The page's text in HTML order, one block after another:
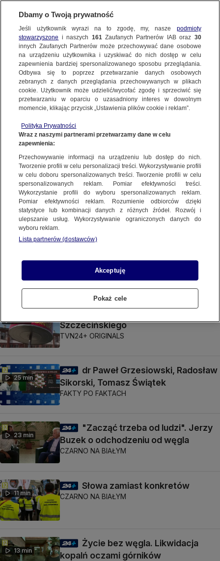
Wszystkie materiały wideo
23 min
Konsultant wojewódzki:
najbardziej boję się takiej sytuacji, jaka
była we Włoszech
TVN24+ ORIGINALS
14 min
"Delfin jest na mieliźnie"
12 min
Rząd chce oszczędzać na tych,
którzy. zarabiają najmniej 8.10.2020
CZARNO NA BIAŁYM
11 min CZARNO NA BIAŁYM
2 min
Szczecińskiego
TVN24+ ORIGINALS
25 min
dr Paweł Grzesiowski, Radosław
Sikorski, Tomasz Świątek
FAKTY PO FAKTACH
23 min
"Zacząć trzeba od ludzi". Jerzy
Buzek o odchodzeniu od węgla
CZARNO NA BIAŁYM
11 min
Słowa zamiast konkretów
CZARNO NA BIAŁYM
13 min
Życie bez węgla. Likwidacja
kopalń oczami górników
Dbamy o Twoją prywatność
Jeśli użytkownik wyrazi na to zgodę, my, nasze podmioty
stowarzyszone i naszych 161Zaufanych Partnerów IAB oraz 30
innych Zaufanych Partnerów może przechowywać dane osobowe
na urządzeniu użytkownika i uzyskiwać do nich dostęp w celu
zapewnienia bardziej spersonalizowanego sposobu przeglądania.
Odbywa się to poprzez przetwarzanie danych osobowych
zebranych z danych przeglądania przechowywanych w plikach
cookie. Użytkownik może udzielić/wycofać zgodę i sprzeciwić się
przetwarzaniu w oparciu o uzasadniony interes w dowolnym
momencie, klikając przycisk „Ustawienia plików cookie i reklam”.
Polityka Prywatności
Wraz z naszymi partnerami przetwarzamy dane w celu
zapewnienia:
Przechowywanie informacji na urządzeniu lub dostęp do nich.
Tworzenie profili w celu personalizacji treści. Wykorzystywanie profili
w celu doboru spersonalizowanych treści. Tworzenie profili w celu
spersonalizowanych reklam. Pomiar efektywności treści.
Wykorzystanie profili do wyboru spersonalizowanych reklam.
Pomiar efektywności reklam. Rozumienie odbiorców dzięki
statystyce lub kombinacji danych z różnych źródeł. Rozwój i
ulepszanie usług. Wykorzystywanie ograniczonych danych do
wyboru reklam.
Lista partnerów (dostawców)
Akceptuję
Pokaż cele